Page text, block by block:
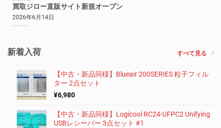
買取ジロー直販サイト新規オープン
2026年6月14日
新着入荷 すべて見る
【中古・新品同様】Blueair 200SERIES 粒子フィル
ター 2点セット
¥6,980
【中古・新品同様】Logicool RC24-UFPC2 Unifying
USBレシーバー 3点セット #1